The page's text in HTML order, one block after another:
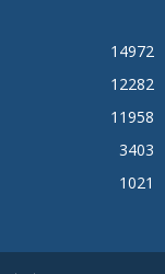
14972
12282
11958
3403
1021